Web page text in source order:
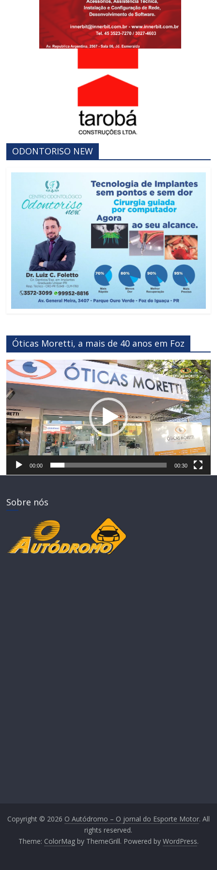
INNERBIT
ODONTORISO NEW
Óticas Moretti, a mais de 40 anos em Foz
Reprodutor
de
vídeo
00:00